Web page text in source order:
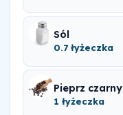
Sól
0.7 łyżeczka
Pieprz czarny
1 łyżeczka